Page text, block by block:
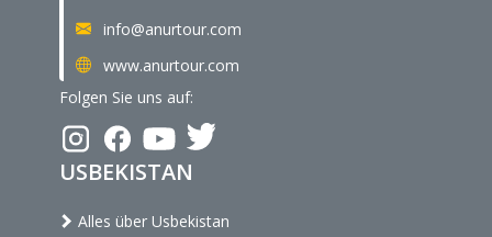
info@anurtour.com
www.anurtour.com
Folgen Sie uns auf:
USBEKISTAN
Alles über Usbekistan